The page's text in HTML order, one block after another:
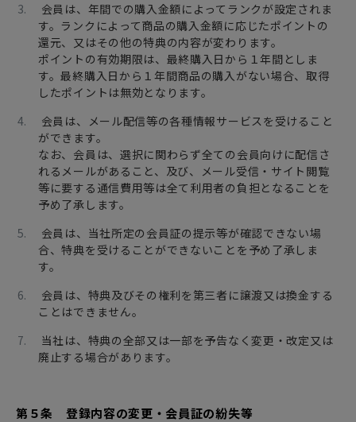
会員は、年間での購入金額によってランクが設定されま
す。ランクによって商品の購入金額に応じたポイントの
還元、又はその他の特典の内容が変わります。
ポイントの有効期限は、最終購入日から１年間としま
す。最終購入日から１年間商品の購入がない場合、取得
したポイントは無効となります。
会員は、メール配信等の各種情報サービスを受けること
ができます。
なお、会員は、選択に関わらず全ての会員向けに配信さ
れるメールがあること、及び、メール受信・サイト閲覧
等に要する通信費用等は全て利用者の負担となることを
予め了承します。
会員は、当社所定の会員証の提示等が確認できない場
合、特典を受けることができないことを予め了承しま
す。
会員は、特典及びその権利を第三者に譲渡又は換金する
ことはできません。
当社は、特典の全部又は一部を予告なく変更・改定又は
廃止する場合があります。
第５条 登録内容の変更・会員証の紛失等